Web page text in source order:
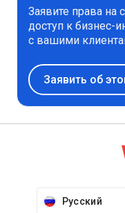
Заявите права на
доступ к бизнес-
с вашими
Заявить об
Русский